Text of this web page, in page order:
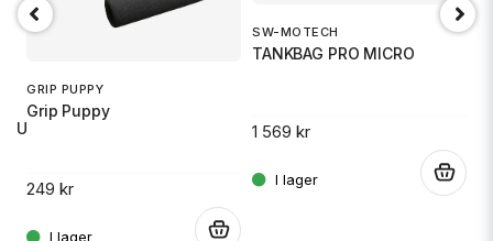
RU
GRIP PUPPY
Grip Puppy
249 kr
SW-MOTECH
TANKBAG PRO MICRO
1 569 kr